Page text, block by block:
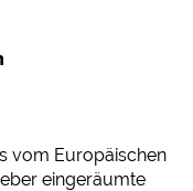
vom Europäischen
eingeräumte